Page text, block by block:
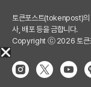
토큰포스트(tokenpost)의
사, 배포 등을 금합니다.
Copyright ⓒ 2026 토큰